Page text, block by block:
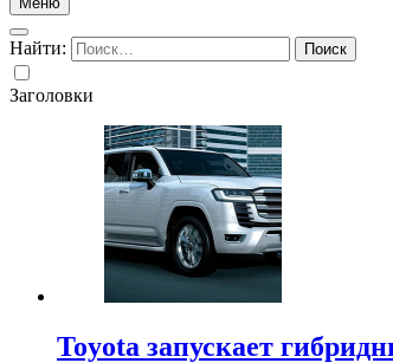
Найти:
Заголовки
Toyota запускает